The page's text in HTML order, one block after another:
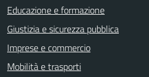
Educazione e formazione
Giustizia e sicurezza pubblica
Imprese e commercio
Mobilità e trasporti